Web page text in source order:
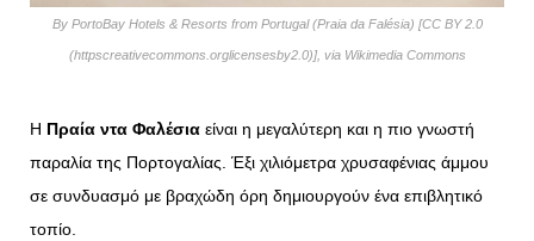
By PortoBay Hotels & Resorts from Portugal (Praia da Falésia) [CC BY 2.0
(httpscreativecommons.orglicensesby2.0)], via Wikimedia Commons
Η Πραία ντα Φαλέσια είναι η μεγαλύτερη και η πιο γνωστή
παραλία της Πορτογαλίας. Έξι χιλιόμετρα χρυσαφένιας άμμου
σε συνδυασμό με βραχώδη όρη δημιουργούν ένα επιβλητικό
τοπίο.